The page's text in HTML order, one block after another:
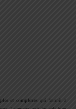
et complexes qui fournit à